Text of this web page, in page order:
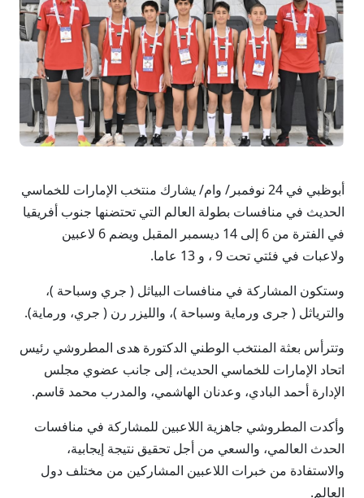
أبوظبي في 24 نوفمبر/ وام/ يشارك منتخب الإمارات للخماسي
الحديث في منافسات بطولة العالم التي تحتضنها جنوب أفريقيا
في الفترة من 6 إلى 14 ديسمبر المقبل ويضم 6 لاعبين
ولاعبات في فئتي تحت 9 ، و 13 عاما.
وستكون المشاركة في منافسات البياثل ( جري وسباحة )،
والترياثل ( جرى ورماية وسباحة )، والليزر رن ( جري، ورماية).
وتترأس بعثة المنتخب الوطني الدكتورة هدى المطروشي رئيس
اتحاد الإمارات للخماسي الحديث، إلى جانب عضوي مجلس
الإدارة أحمد البادي، وعدنان الهاشمي، والمدرب محمد قاسم.
وأكدت المطروشي جاهزية اللاعبين للمشاركة في منافسات
الحدث العالمي، والسعي من أجل تحقيق نتيجة إيجابية،
والاستفادة من خبرات اللاعبين المشاركين من مختلف دول
العالم.